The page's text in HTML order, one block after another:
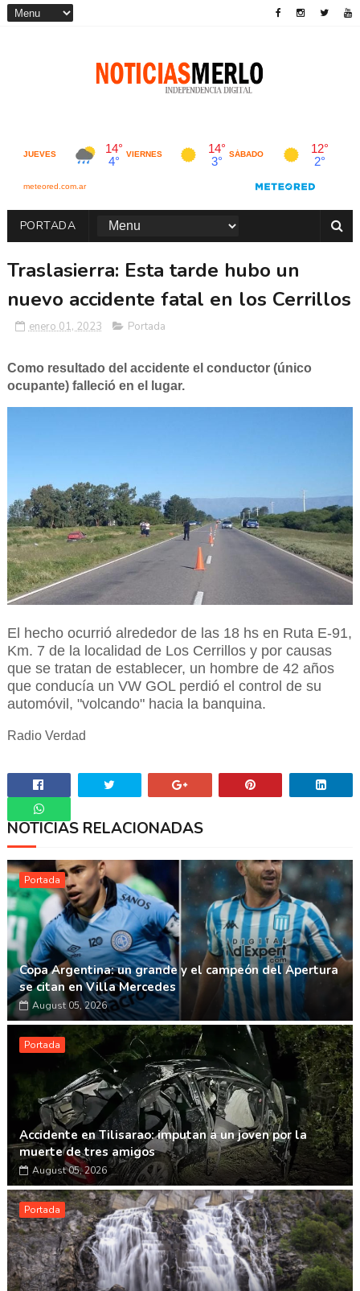
PORTADA
Traslasierra: Esta tarde hubo un
nuevo accidente fatal en los Cerrillos
enero 01, 2023 Portada
Como resultado del accidente el conductor (único
ocupante) falleció en el lugar.
El hecho ocurrió alrededor de las 18 hs en Ruta E-91,
Km. 7 de la localidad de Los Cerrillos y por causas
que se tratan de establecer, un hombre de 42 años
que conducía un VW GOL perdió el control de su
automóvil, "volcando" hacia la banquina.
Radio Verdad
Whatsapp
NOTICIAS RELACIONADAS
Portada
Copa Argentina: un grande y el campeón del Apertura
se citan en Villa Mercedes
August 05, 2026
Portada
Accidente en Tilisarao: imputan a un joven por la
muerte de tres amigos
August 05, 2026
Portada